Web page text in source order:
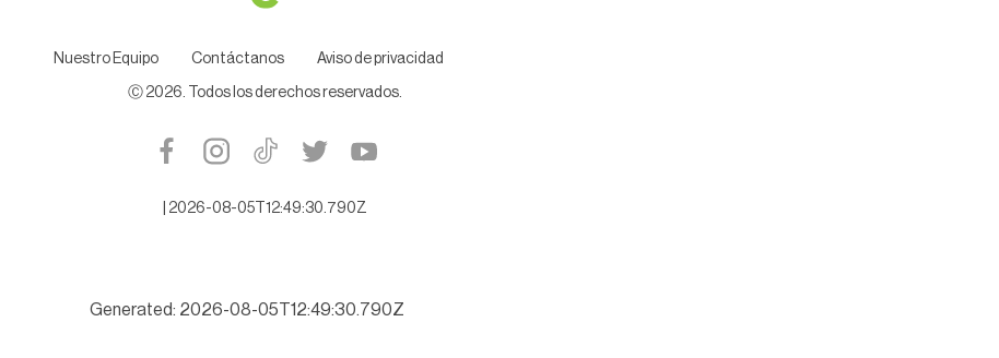
Nuestro Equipo Contáctanos Aviso de privacidad
Ⓒ 2026 . Todos los derechos reservados.
2026-08-05T12:49:30.790Z
Generated: 2026-08-05T12:49:30.790Z